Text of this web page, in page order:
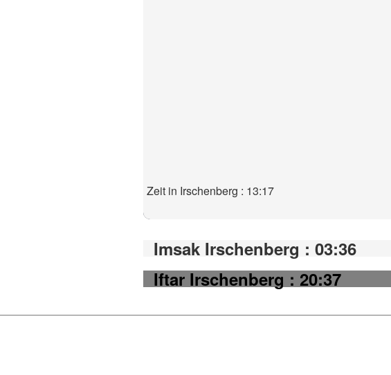
Zeit in Irschenberg : 13:17
Imsak Irschenberg : 03:36
Iftar Irschenberg : 20:37